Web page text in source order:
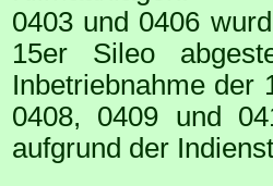
0403 und 0406
15er Sileo
Inbetriebnahme der
0408, 0409 und
aufgrund der